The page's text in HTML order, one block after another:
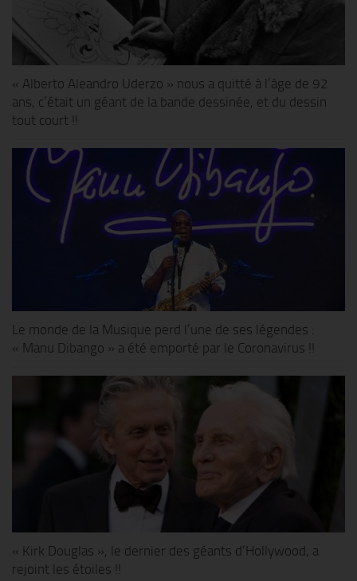
« Alberto Aleandro Uderzo » nous a quitté à l’âge de 92
ans, c’était un géant de la bande dessinée, et du dessin
tout court !!
Le monde de la Musique perd l’une de ses légendes :
« Manu Dibango » a été emporté par le Coronavirus !!
« Kirk Douglas », le dernier des géants d’Hollywood, a
rejoint les étoiles !!